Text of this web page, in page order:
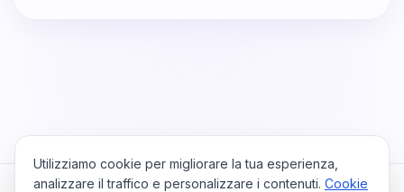
Utilizziamo cookie per migliorare la tua esperienza,
analizzare il traffico e personalizzare i contenuti. Cookie